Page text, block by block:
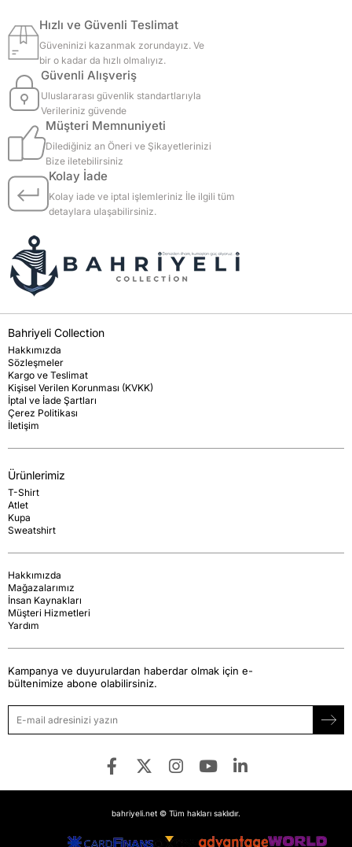
Hızlı ve Güvenli Teslimat
Güveninizi kazanmak zorundayız. Ve
bir o kadar da hızlı olmalıyız.
Güvenli Alışveriş
Uluslararası güvenlik standartlarıyla
Verileriniz güvende
Müşteri Memnuniyeti
Dilediğiniz an Öneri ve Şikayetlerinizi
Bize iletebilirsiniz
Kolay İade
Kolay iade ve iptal işlemleriniz İle ilgili tüm
detaylara ulaşabilirsiniz.
Bahriyeli Collection
Hakkımızda
Sözleşmeler
Kargo ve Teslimat
Kişisel Verilen Korunması (KVKK)
İptal ve İade Şartları
Çerez Politikası
İletişim
Ürünlerimiz
T-Shirt
Atlet
Kupa
Sweatshirt
Hakkımızda
Mağazalarımız
İnsan Kaynakları
Müşteri Hizmetleri
Yardım
Kampanya ve duyurulardan haberdar olmak için e-
bültenimize abone olabilirsiniz.
bahriyeli.net © Tüm hakları saklıdır.